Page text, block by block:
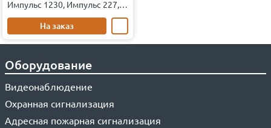
Импульс 1230, Импульс 227,
Импульс 125
На заказ
Оборудование
Видеонаблюдение
Охранная сигнализация
Адресная пожарная сигнализация